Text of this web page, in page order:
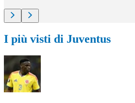
I più visti di Juventus